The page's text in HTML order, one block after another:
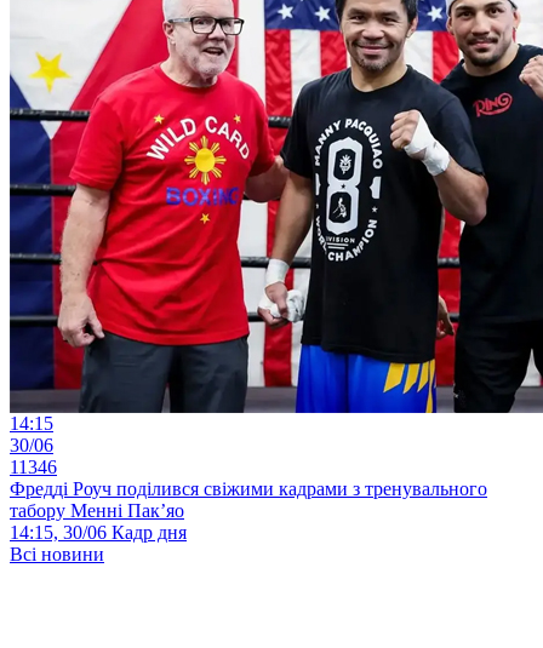
14:15
30/06
11346
Фредді Роуч поділився свіжими кадрами з тренувального
табору Менні Пак’яо
14:15, 30/06 Кадр дня
Всі новини